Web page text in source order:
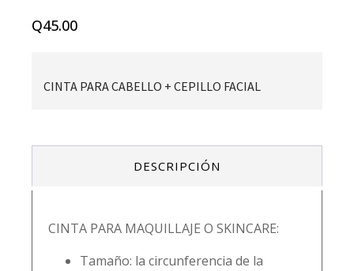
Q45.00
CINTA PARA CABELLO + CEPILLO FACIAL
DESCRIPCIÓN
CINTA PARA MAQUILLAJE O SKINCARE:
Tamaño: la circunferencia de la